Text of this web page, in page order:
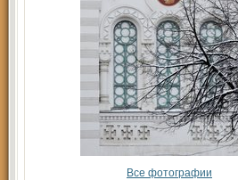
Все фотографии